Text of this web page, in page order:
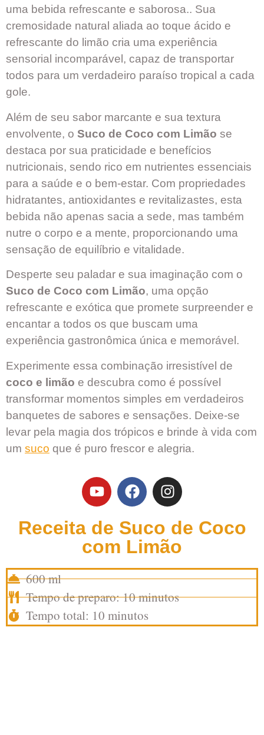
uma bebida refrescante e saborosa.. Sua
cremosidade natural aliada ao toque ácido e
refrescante do limão cria uma experiência
sensorial incomparável, capaz de transportar
todos para um verdadeiro paraíso tropical a cada
gole.
Além de seu sabor marcante e sua textura
envolvente, o Suco de Coco com Limão se
destaca por sua praticidade e benefícios
nutricionais, sendo rico em nutrientes essenciais
para a saúde e o bem-estar. Com propriedades
hidratantes, antioxidantes e revitalizastes, esta
bebida não apenas sacia a sede, mas também
nutre o corpo e a mente, proporcionando uma
sensação de equilíbrio e vitalidade.
Desperte seu paladar e sua imaginação com o
Suco de Coco com Limão, uma opção
refrescante e exótica que promete surpreender e
encantar a todos os que buscam uma
experiência gastronômica única e memorável.
Experimente essa combinação irresistível de
coco e limão e descubra como é possível
transformar momentos simples em verdadeiros
banquetes de sabores e sensações. Deixe-se
levar pela magia dos trópicos e brinde à vida com
um suco que é puro frescor e alegria.
Receita de Suco de Coco
com Limão
600 ml
Tempo de preparo: 10 minutos
Tempo total: 10 minutos